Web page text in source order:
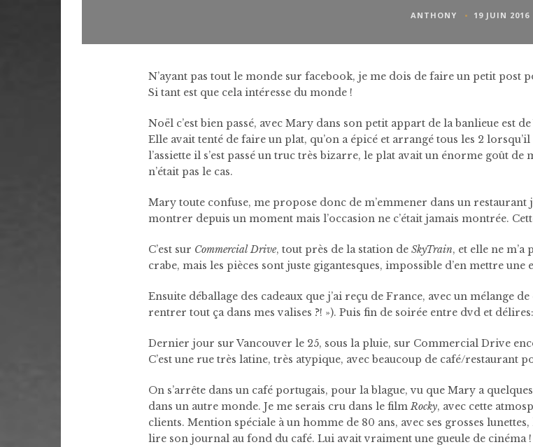
ANTHONY 19 JUIN 2016
N’ayant pas tout le monde sur facebook, je me dois de faire un petit post
Si tant est que cela intéresse du monde !
Noël c’est bien passé, avec Mary dans son petit appart de la banlieue est
Elle avait tenté de faire un plat, qu’on a épicé et arrangé tous les 2
l’assiette il s’est passé un truc très bizarre, le plat avait un énorme goût
n’était pas le cas.
Mary toute confuse, me propose donc de m’emmener dans un restaurant
montrer depuis un moment mais l’occasion ne c’était jamais montrée.
C’est sur Commercial Drive, tout près de la station de SkyTrain, et elle ne m’a
crabe, mais les pièces sont juste gigantesques, impossible d’en mettre une
Ensuite déballage des cadeaux que j’ai reçu de France, avec un mélange
rentrer tout ça dans mes valises ?! »). Puis fin de soirée entre dvd et
Dernier jour sur Vancouver le 25, sous la pluie, sur Commercial Drive
C’est une rue très latine, très atypique, avec beaucoup de café/restaurant
On s’arrête dans un café portugais, pour la blague, vu que Mary a
dans un autre monde. Je me serais cru dans le film Rocky, avec cette
clients. Mention spéciale à un homme de 80 ans, avec ses grosses
lire son journal au fond du café. Lui avait vraiment une gueule de cinéma !